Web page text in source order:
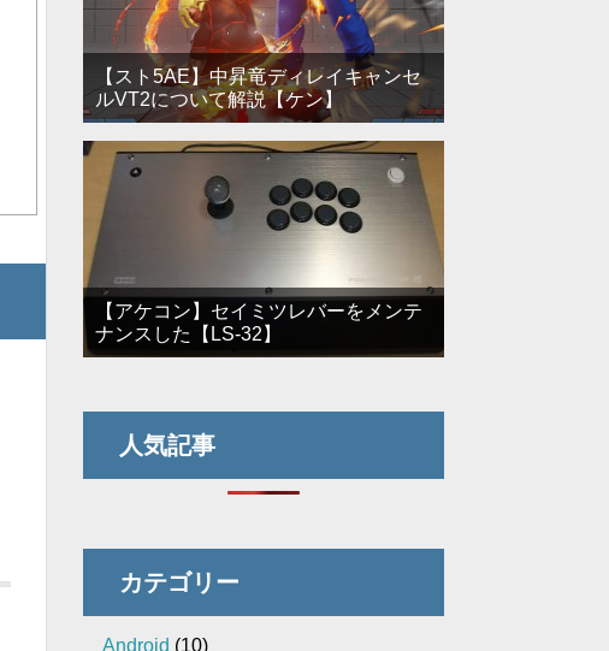
【スト5AE】中昇竜ディレイキャンセ
ルVT2について解説【ケン】
【アケコン】セイミツレバーをメンテ
ナンスした【LS-32】
人気記事
カテゴリー
Android (10)